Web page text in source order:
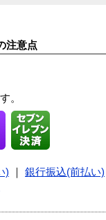
注意点
。
) 銀行振込(前払い)